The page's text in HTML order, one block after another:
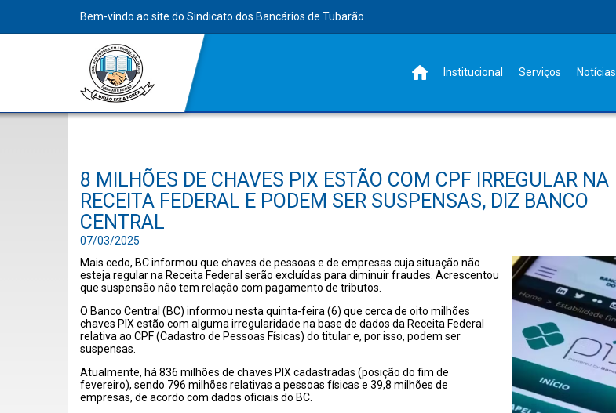
Bem-vindo ao site do Sindicato dos Bancários de Tubarão
Institucional Serviços Notícias
8 MILHÕES DE CHAVES PIX ESTÃO COM CPF IRREGULAR NA
RECEITA FEDERAL E PODEM SER SUSPENSAS, DIZ BANCO
CENTRAL
07/03/2025
Mais cedo, BC informou que chaves de pessoas e de empresas cuja situação não
esteja regular na Receita Federal serão excluídas para diminuir fraudes. Acrescentou
que suspensão não tem relação com pagamento de tributos.
O Banco Central (BC) informou nesta quinta-feira (6) que cerca de oito milhões
chaves PIX estão com alguma irregularidade na base de dados da Receita Federal
relativa ao CPF (Cadastro de Pessoas Físicas) do titular e, por isso, podem ser
suspensas.
Atualmente, há 836 milhões de chaves PIX cadastradas (posição do fim de
fevereiro), sendo 796 milhões relativas a pessoas físicas e 39,8 milhões de
empresas, de acordo com dados oficiais do BC.